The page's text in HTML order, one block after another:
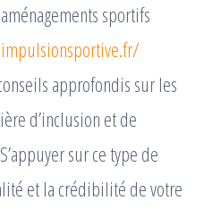
sportifs
approfondis sur les
d’inclusion et de
sur ce type de
et la crédibilité de votre